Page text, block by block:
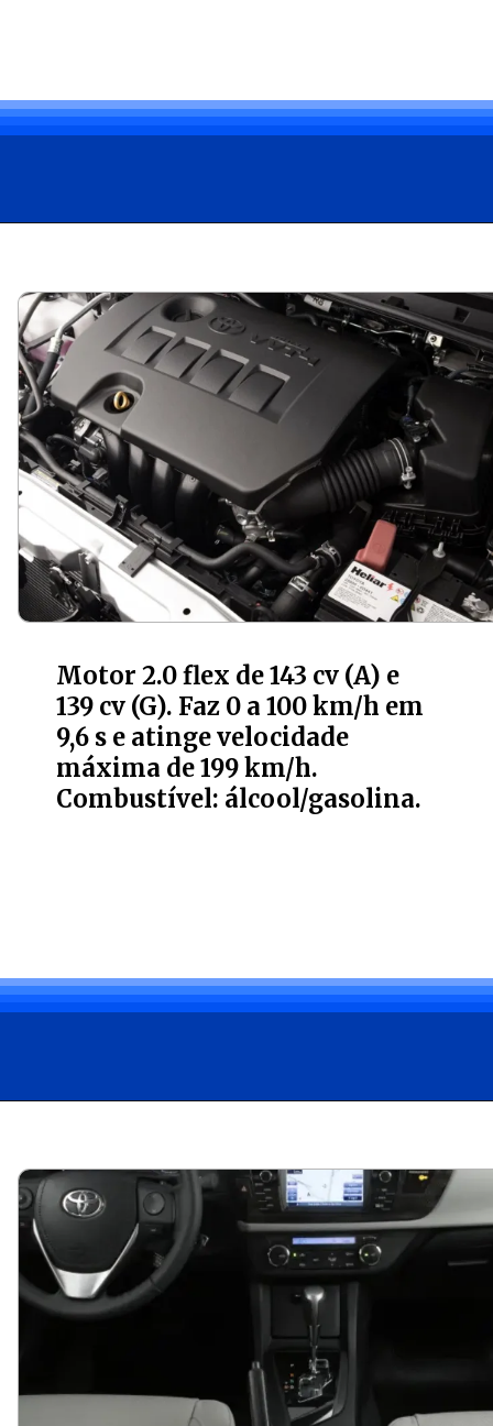
Motor 2.0 flex de 143 cv (A) e
139 cv (G). Faz 0 a 100 km/h em
9,6 s e atinge velocidade
máxima de 199 km/h.
Combustível: álcool/gasolina.